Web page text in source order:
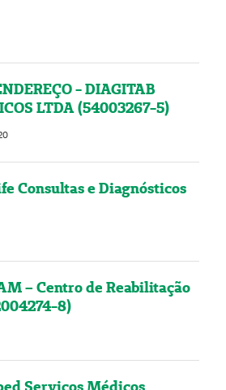
- DIAGITAB
LTDA (54003267-5)
Consultas e Diagnósticos
– Centro de Reabilitação
8)
Serviços Médicos